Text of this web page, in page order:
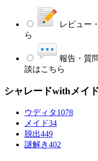
レビュー
ら
報告・質
談はこちら
シャレードwithメイ
ウディタ1078
メイド34
脱出449
謎解き402